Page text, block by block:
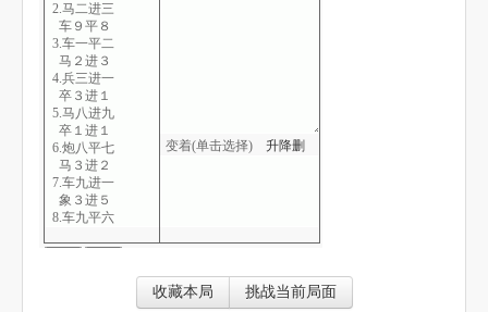
2.马二进三
车９平８
3.车一平二
马２进３
4.兵三进一
卒３进１
5.马八进九
卒１进１
6.炮八平七
马３进２
7.车九进一
象３进５
8.车九平六
9.车二进六
变着(单击选择) 升降删
收藏本局 挑战当前局面